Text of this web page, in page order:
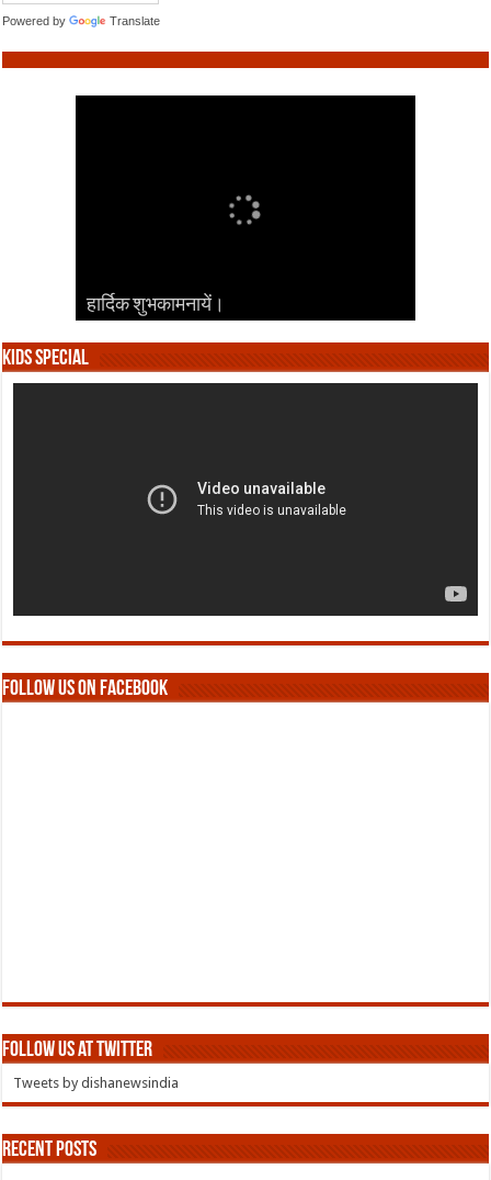
Powered by Translate
हार्दिक शुभकामनायें।
हार्दिक शुभकामनायें।
हार्दिक शुभकामनायें।
हार्दिक शुभकामनायें।
हार्दिक शुभकामनायें।
Kids Special
Follow us on Facebook
Follow us at Twitter
Tweets by dishanewsindia
Recent Posts